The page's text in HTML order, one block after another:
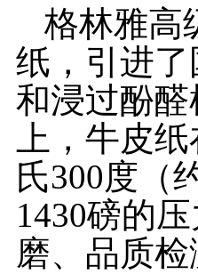
格林雅高
纸，引进
和浸过酚
上，牛皮
氏300度（
1430磅的
磨、品质